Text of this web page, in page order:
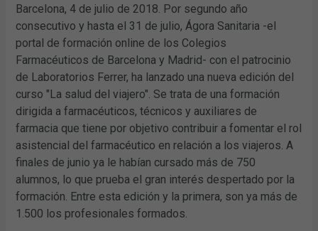
Barcelona, 4 de julio de 2018. Por segundo año
consecutivo y hasta el 31 de julio, Ágora Sanitaria -el
portal de formación online de los Colegios
Farmacéuticos de Barcelona y Madrid- con el patrocinio
de Laboratorios Ferrer, ha lanzado una nueva edición del
curso "La salud del viajero". Se trata de una formación
dirigida a farmacéuticos, técnicos y auxiliares de
farmacia que tiene por objetivo contribuir a fomentar el rol
asistencial del farmacéutico en relación a los viajeros. A
finales de junio ya le habían cursado más de 750
alumnos, lo que prueba el gran interés despertado por la
formación. Entre esta edición y la primera, son ya más de
1.500 los profesionales formados.